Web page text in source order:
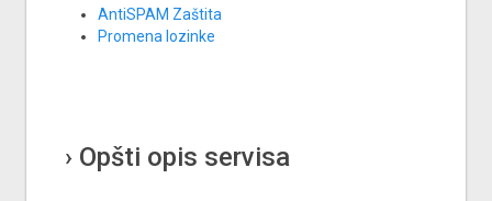
AntiSPAM Zaštita
Promena lozinke
Opšti opis servisa